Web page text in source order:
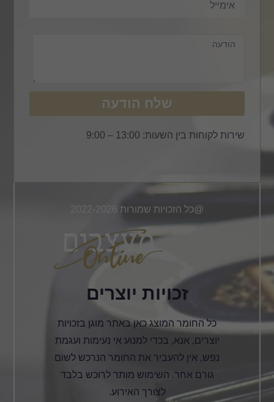
שלח הודעה
שירות לקוחות בין השעות: 13:00 – 9:00
@כל הזכויות שמורות 2022-2026
זכויות יוצרים
כל החומר המוצג כאן באתר מוגן בזכויות
יוצרים, אנא, בכדי למנוע אי נעימות ועגמת
נפש, אין להעביר את החומר הנרכש לשום
גורם אחר. השימוש מותר לרוכש בלבד
לצורך האירוע.